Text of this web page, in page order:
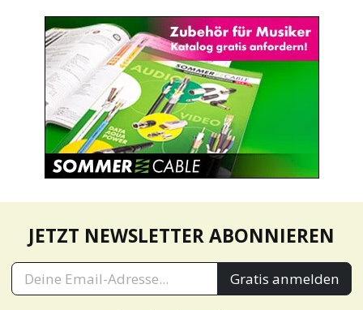
JETZT NEWSLETTER ABONNIEREN
Gratis anmelden